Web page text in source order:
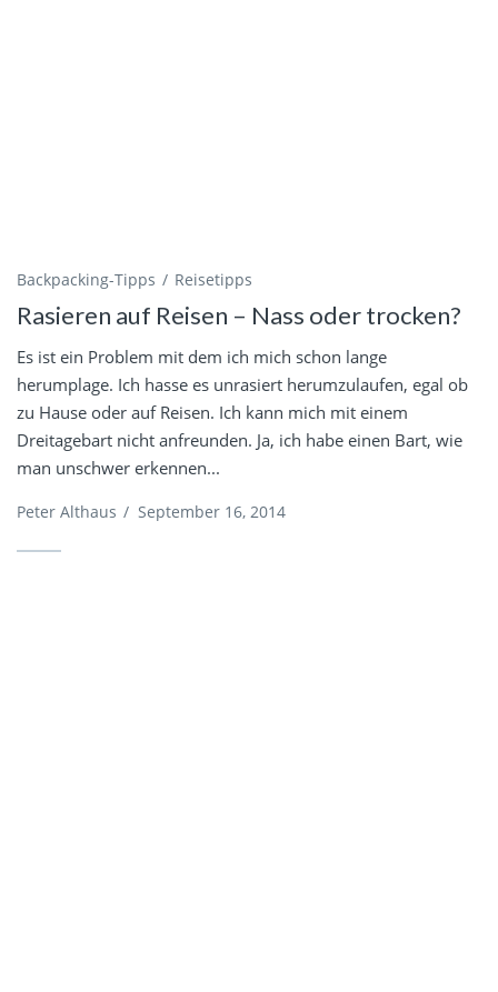
Backpacking-Tipps Reisetipps
Rasieren auf Reisen – Nass oder trocken?
Es ist ein Problem mit dem ich mich schon lange
herumplage. Ich hasse es unrasiert herumzulaufen, egal ob
zu Hause oder auf Reisen. Ich kann mich mit einem
Dreitagebart nicht anfreunden. Ja, ich habe einen Bart, wie
man unschwer erkennen...
Peter Althaus / September 16, 2014